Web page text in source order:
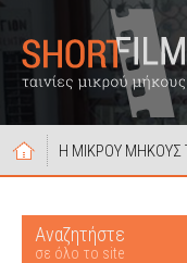
Η ΜΙΚΡΟΥ ΜΗΚΟΥΣ
Αναζητήστε
σε όλο το site